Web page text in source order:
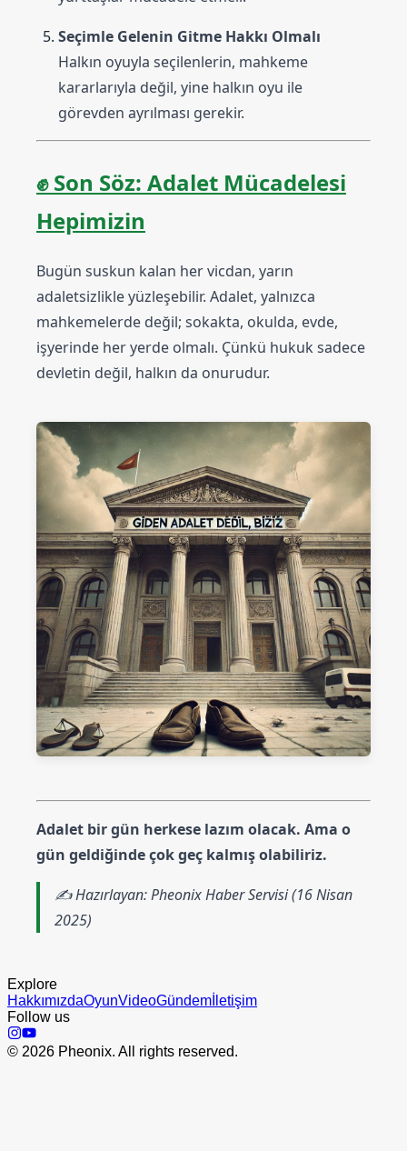
Seçimle Gelenin Gitme Hakkı Olmalı
Halkın oyuyla seçilenlerin, mahkeme
kararlarıyla değil, yine halkın oyu ile
görevden ayrılması gerekir.
✊Son Söz: Adalet Mücadelesi
Hepimizin
Bugün suskun kalan her vicdan, yarın
adaletsizlikle yüzleşebilir. Adalet, yalnızca
mahkemelerde değil; sokakta, okulda, evde,
işyerinde her yerde olmalı. Çünkü hukuk sadece
devletin değil, halkın da onurudur.
Adalet bir gün herkese lazım olacak. Ama o
gün geldiğinde çok geç kalmış olabiliriz.
✍️Hazırlayan: Pheonix Haber Servisi (16 Nisan
2025)
Explore
HakkımızdaOyunVideoGündem İletişim
Follow us
© 2026 Pheonix. All rights reserved.